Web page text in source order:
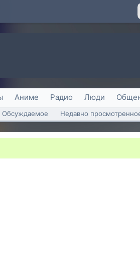
Аниме Радио Люди
Обсуждаемое Недавно